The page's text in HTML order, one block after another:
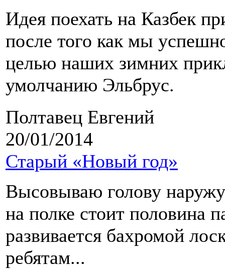
Идея поехать на Казбек
после того как мы
целью наших зимних
умолчанию Эльбрус.
Полтавец Евгений
20/01/2014
Старый «Новый год»
Высовываю голову
на полке стоит половина
развивается бахромой
ребятам...